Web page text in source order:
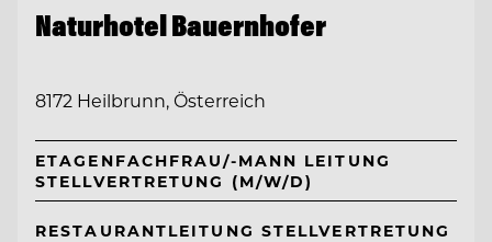
Naturhotel Bauernhofer
8172 Heilbrunn, Österreich
ETAGENFACHFRAU/-MANN LEITUNG
STELLVERTRETUNG (M/W/D)
RESTAURANTLEITUNG STELLVERTRETUNG